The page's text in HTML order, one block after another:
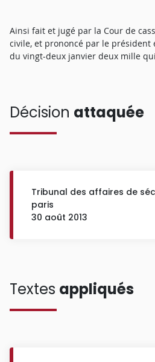
Ainsi fait et jugé par la Cour de
civile, et prononcé par le
du vingt-deux janvier deux mille
Décision attaquée
Tribunal des affaires de
paris
30 août 2013
Textes appliqués